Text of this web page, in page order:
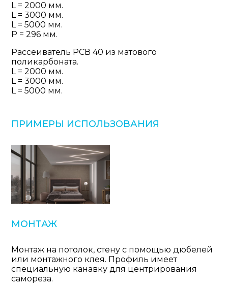
L = 2000 мм.
L = 3000 мм.
L = 5000 мм.
P = 296 мм.
Рассеиватель РСВ 40 из матового
поликарбоната.
L = 2000 мм.
L = 3000 мм.
L = 5000 мм.
ПРИМЕРЫ ИСПОЛЬЗОВАНИЯ
МОНТАЖ
Монтаж на потолок, стену с помощью дюбелей
или монтажного клея. Профиль имеет
специальную канавку для центрирования
самореза.